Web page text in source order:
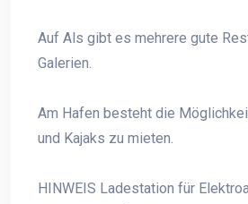
Auf Als gibt es mehrere gute
Galerien.
Am Hafen besteht die
und Kajaks zu mieten.
HINWEIS Ladestation für